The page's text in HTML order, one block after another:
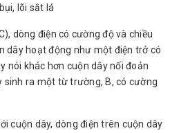
lõi sắt lá
dòng điện có cường độ và chiều
dây hoạt động như một điện trở có
nói khác hơn cuộn dây nối đoản
sinh ra một từ trường, B, có cường
cuộn dây, dòng điện trên cuộn dây